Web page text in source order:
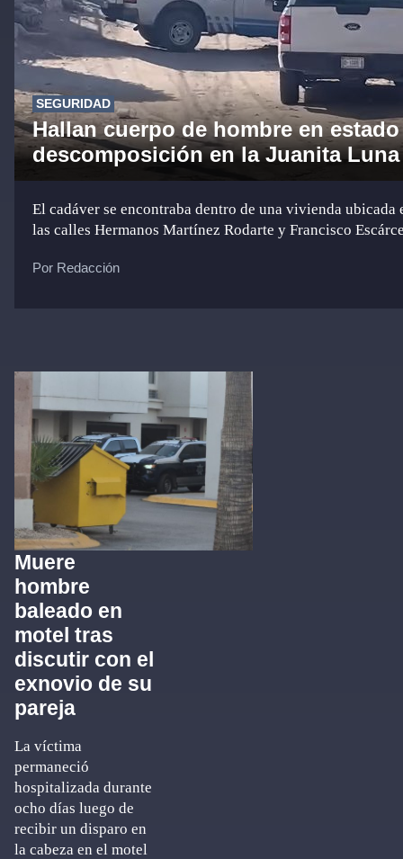
SEGURIDAD
Hallan cuerpo de hombre en
descomposición en la Juanita Luna
El cadáver se encontraba dentro de una vivienda ubicada
las calles Hermanos Martínez Rodarte y Francisco
Por Redacción
Muere
hombre
baleado en
motel tras
discutir con el
exnovio de su
pareja
La víctima
permaneció
hospitalizada durante
ocho días luego de
recibir un disparo en
la cabeza en el motel